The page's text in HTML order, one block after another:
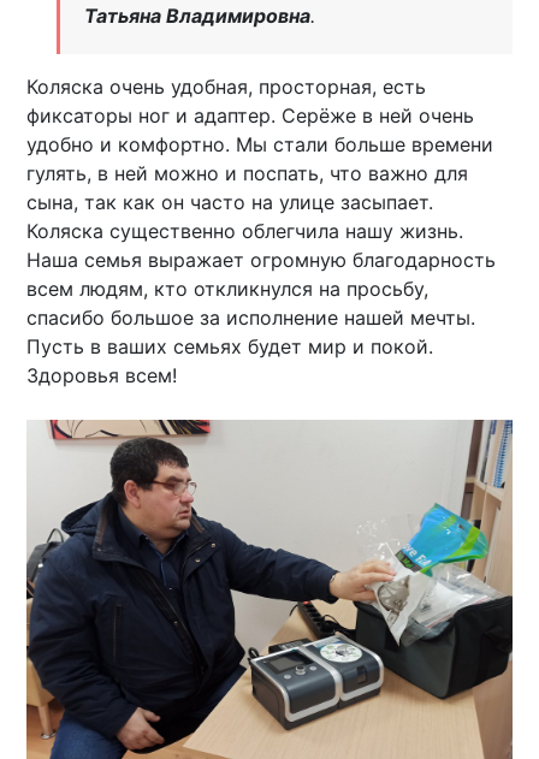
Татьяна Владимировна.
Коляска очень удобная, просторная, есть
фиксаторы ног и адаптер. Серёже в ней очень
удобно и комфортно. Мы стали больше времени
гулять, в ней можно и поспать, что важно для
сына, так как он часто на улице засыпает.
Коляска существенно облегчила нашу жизнь.
Наша семья выражает огромную благодарность
всем людям, кто откликнулся на просьбу,
спасибо большое за исполнение нашей мечты.
Пусть в ваших семьях будет мир и покой.
Здоровья всем!